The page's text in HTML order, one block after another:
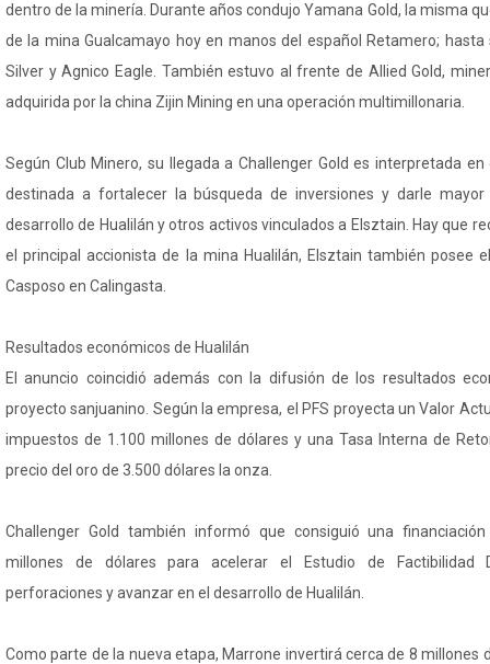
dentro de la minería. Durante años condujo Yamana Gold, la misma
de la mina Gualcamayo hoy en manos del español Retamero;
Silver y Agnico Eagle. También estuvo al frente de Allied Gold,
adquirida por la china Zijin Mining en una operación multimillonaria.
Según Club Minero, su llegada a Challenger Gold es interpretada
destinada a fortalecer la búsqueda de inversiones y darle mayor
desarrollo de Hualilán y otros activos vinculados a Elsztain. Hay que
el principal accionista de la mina Hualilán, Elsztain también posee
Casposo en Calingasta.
Resultados económicos de Hualilán
El anuncio coincidió además con la difusión de los resultados
proyecto sanjuanino. Según la empresa, el PFS proyecta un Valor
impuestos de 1.100 millones de dólares y una Tasa Interna de
precio del oro de 3.500 dólares la onza.
Challenger Gold también informó que consiguió una
millones de dólares para acelerar el Estudio de Factibilidad
perforaciones y avanzar en el desarrollo de Hualilán.
Como parte de la nueva etapa, Marrone invertirá cerca de 8 millones